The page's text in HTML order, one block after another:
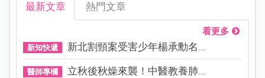
最新文章 熱門文章
看更多
新知快遞 新北割頸案受害少年楊承勳名...
醫師專欄 立秋後秋燥來襲！中醫教養肺...